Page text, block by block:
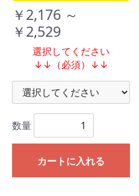
￥2,176 ～
￥2,529
選択してください
↓↓（必須）↓↓
数量
カートに入れる